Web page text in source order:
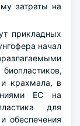
затраты на
прикладных
начал
крахмала, в
ЕС на
для
обеспечения